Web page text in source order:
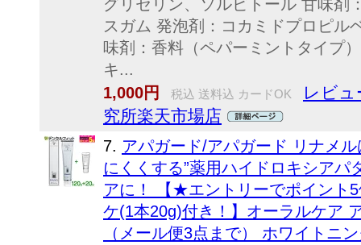
グリセリン、ソルビトール 甘味剤
スガム 発泡剤：コカミドプロピル
味剤：香料（ペパーミントタイプ
キ...
1,000円
税込 送料込 カードOK
レビュ
究所楽天市場店
7. アパガード/アパガード リナメ
にくくする”薬用ハイドロキシア
アに！ 【★エントリーでポイント
ケ(1本20g)付き！】オーラルケア
（メール便3点まで） ホワイトニ